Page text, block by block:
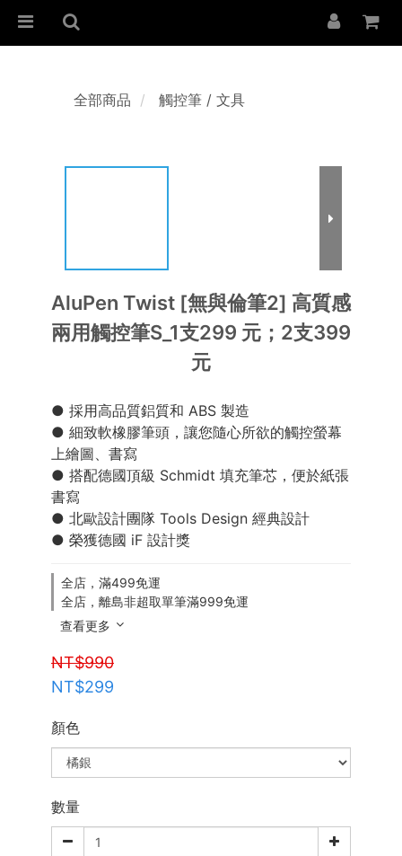
全部商品 觸控筆 / 文具
AluPen Twist [無與倫筆2] 高質感
兩用觸控筆S_1支299 元；2支399
元
● 採用高品質鋁質和 ABS 製造
● 細致軟橡膠筆頭，讓您隨心所欲的觸控螢幕
上繪圖、書寫
● 搭配德國頂級 Schmidt 填充筆芯，便於紙張
書寫
● 北歐設計團隊 Tools Design 經典設計
● 榮獲德國 iF 設計獎
全店，滿499免運
全店，離島非超取單筆滿999免運
查看更多
NT$990
NT$299
顏色
數量